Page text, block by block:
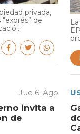
privada,
de
Jue 6. Ago
invita a
de